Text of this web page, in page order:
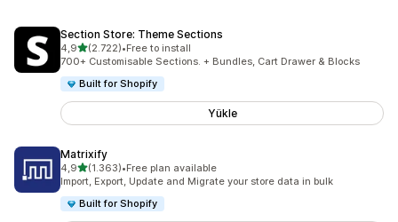
Section Store: Theme Sections
4,95 yıldız üzerinden
(2.722)
toplam 2722 değerlendirme
•Free to install
700+ Customisable Sections. + Bundles, Cart Drawer & Blocks
Built for Shopify
Yükle
Matrixify
4,95 yıldız üzerinden
(1.363)
toplam 1363 değerlendirme
•Free plan available
Import, Export, Update and Migrate your store data in bulk
Built for Shopify